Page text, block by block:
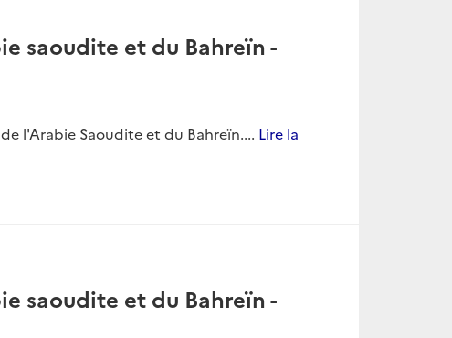
saoudite et du Bahreïn -
l'Arabie Saoudite et du Bahreïn.... Lire la
saoudite et du Bahreïn -